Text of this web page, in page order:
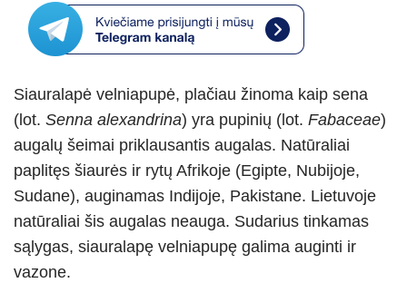
at
s
p
p
er e
gr
m
ss
e
g
er
c
e
o
o
k
ar
e
Siauralapė velniapupė, plačiau žinoma kaip sena
(lot. Senna alexandrina) yra pupinių (lot. Fabaceae)
augalų šeimai priklausantis augalas. Natūraliai
paplitęs šiaurės ir rytų Afrikoje (Egipte, Nubijoje,
Sudane), auginamas Indijoje, Pakistane. Lietuvoje
natūraliai šis augalas neauga. Sudarius tinkamas
sąlygas, siauralapę velniapupę galima auginti ir
vazone.